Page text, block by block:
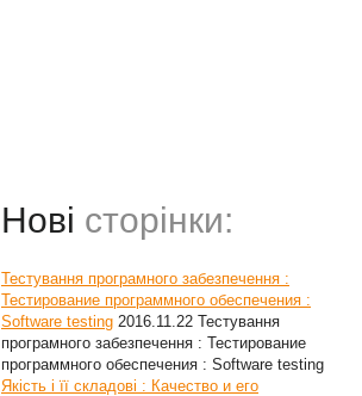
Нові сторінки:
Тестування програмного забезпечення :
Тестирование программного обеспечения :
Software testing 2016.11.22 Тестування
програмного забезпечення : Тестирование
программного обеспечения : Software testing
Якість і її складові : Качество и его